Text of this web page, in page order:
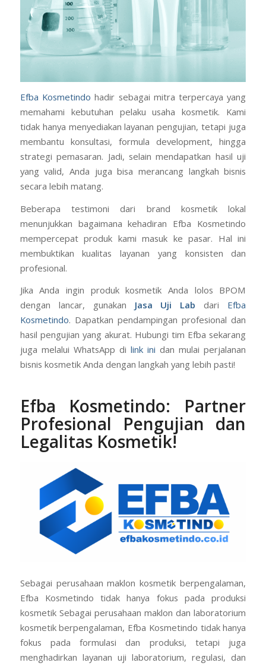
Efba Kosmetindo hadir sebagai mitra terpercaya yang
memahami kebutuhan pelaku usaha kosmetik. Kami
tidak hanya menyediakan layanan pengujian, tetapi juga
membantu konsultasi, formula development, hingga
strategi pemasaran. Jadi, selain mendapatkan hasil uji
yang valid, Anda juga bisa merancang langkah bisnis
secara lebih matang.
Beberapa testimoni dari brand kosmetik lokal
menunjukkan bagaimana kehadiran Efba Kosmetindo
mempercepat produk kami masuk ke pasar. Hal ini
membuktikan kualitas layanan yang konsisten dan
profesional.
Jika Anda ingin produk kosmetik Anda lolos BPOM
dengan lancar, gunakan Jasa Uji Lab dari Efba
Kosmetindo. Dapatkan pendampingan profesional dan
hasil pengujian yang akurat. Hubungi tim Efba sekarang
juga melalui WhatsApp di link ini dan mulai perjalanan
bisnis kosmetik Anda dengan langkah yang lebih pasti!
Efba Kosmetindo: Partner
Profesional Pengujian dan
Legalitas Kosmetik!
Sebagai perusahaan maklon kosmetik berpengalaman,
Efba Kosmetindo tidak hanya fokus pada produksi
kosmetik Sebagai perusahaan maklon dan laboratorium
kosmetik berpengalaman, Efba Kosmetindo tidak hanya
fokus pada formulasi dan produksi, tetapi juga
menghadirkan layanan uji laboratorium, regulasi, dan